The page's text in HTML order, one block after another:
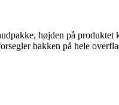
højden på
bakken på hele